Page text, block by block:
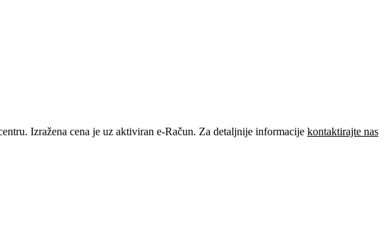
Izražena cena je uz aktiviran e-Račun. Za detaljnije informacije kontaktirajte nas